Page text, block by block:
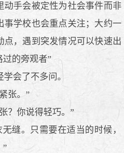
动手会被定性为社会事件而非
事学校也会重点关注；大约一
点，遇到突发情况可以快速出
的旁观者”
会了不多问。
张。”
？你说得轻巧。”
缝。只需要在适当的时候，